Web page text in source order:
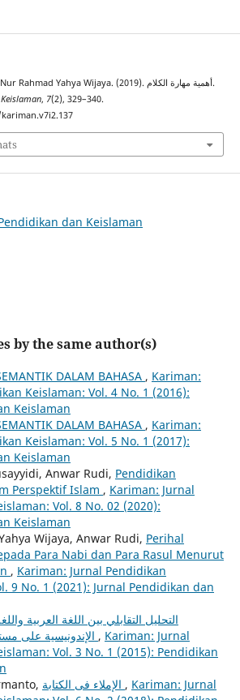
Hermanto, B., Rudi, A., & Nur Rahmad Yahya Wijaya. (2019). أهمية مهارة الكلام.
, 7(2), 329–340.
dan Keislaman
by the same author(s)
DALAM BAHASA , Kariman:
Keislaman: Vol. 4 No. 1 (2016):
Keislaman
DALAM BAHASA , Kariman:
Keislaman: Vol. 5 No. 1 (2017):
Keislaman
Anwar Rudi, Pendidikan
Perspektif Islam , Kariman: Jurnal
Vol. 8 No. 02 (2020):
Keislaman
Wijaya, Anwar Rudi, Perihal
Para Nabi dan Para Rasul Menurut
, Kariman: Jurnal Pendidikan
9 No. 1 (2021): Jurnal Pendidikan dan
التحليل التقابلي بين اللغة العربية
, Kariman: Jurnal
Vol. 3 No. 1 (2015): Pendidikan
, Kariman: Jurnal